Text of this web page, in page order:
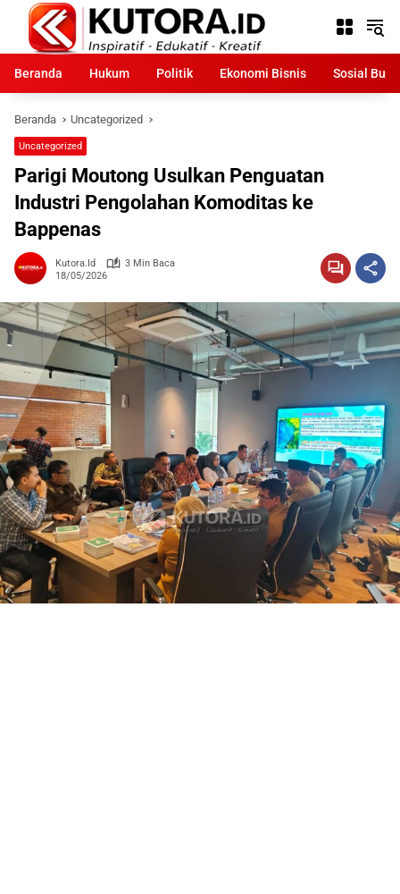
Langsung
konten
Beranda
Hukum Politik Ekonomi Bisnis Sosial
Beranda Uncategorized
Uncategorized
Parigi Moutong Usulkan Penguatan
Industri Pengolahan Komoditas ke
Bappenas
Kutora.id
3 Min Baca
18/05/2026